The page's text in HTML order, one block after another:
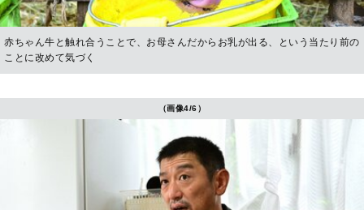
赤ちゃん牛と触れ合うことで、お母さんだからお乳が出る、という当たり前の
ことに改めて気づく
（画像4/6）